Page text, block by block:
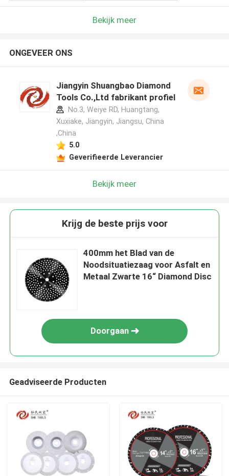
Bekijk meer
ONGEVEER ONS
Jiangyin Shuangbao Diamond
Tools Co.,Ltd fabrikant profiel
No.3, Weiye RD, Huangtang,
Xuxiake, Jiangyin, Jiangsu, China
,China
5.0
Geverifieerde Leverancier
Bekijk meer
Krijg de beste prijs voor
400mm het Blad van de
Noodsituatiezaag voor Asfalt en
Metaal Zwarte 16“ Diamond Disc
Doorgaan
Geadviseerde Producten